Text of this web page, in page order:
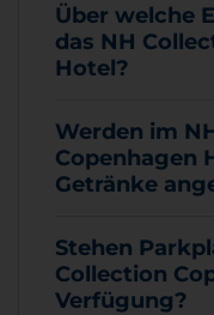
Über welche
das NH
Hotel?
Werden im
Copenhagen
Getränke
Stehen
Collection
Verfügung?